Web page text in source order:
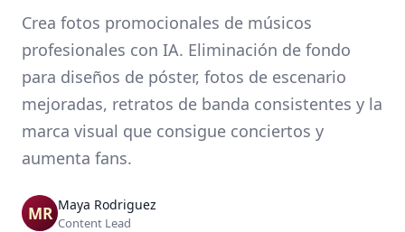
Crea fotos promocionales de músicos
profesionales con IA. Eliminación de fondo
para diseños de póster, fotos de escenario
mejoradas, retratos de banda consistentes y la
marca visual que consigue conciertos y
aumenta fans.
Maya Rodriguez
Content Lead